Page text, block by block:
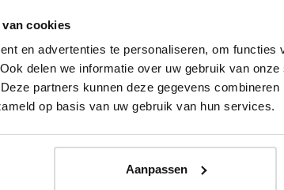
van cookies
en advertenties te personaliseren, om functies
delen we informatie over uw gebruik van
partners kunnen deze gegevens
op basis van uw gebruik van hun services.
Aanpassen
is zeer
sfeer, het is
verpakt geleverd. Wij
bedrijf zeker aan!